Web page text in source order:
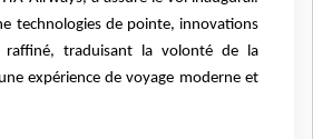
technologies de pointe, innovations
raffiné, traduisant la volonté de la
expérience de voyage moderne et